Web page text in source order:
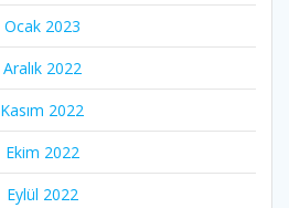
Ocak 2023
Aralık 2022
Kasım 2022
Ekim 2022
Eylül 2022